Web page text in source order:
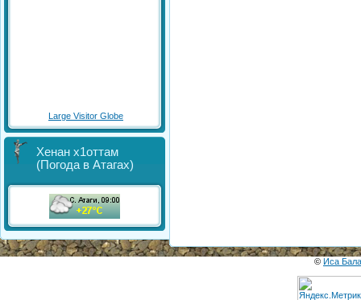
Large Visitor Globe
Хенан х1оттам
(Погода в Атагах)
© Иса